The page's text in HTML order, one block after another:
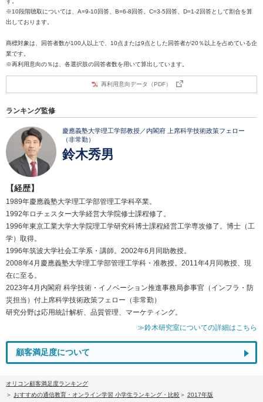
※10段階聴取については、A=9-10回答、B=6-8回答、C=3-5回答、D=1-2回答として割合を算
出しております。
商標対象は、回答者数が100人以上で、10点または9点とした回答者が20％以上を占めている企
業です。
※再利用意向の％は、各選択肢の回答者数を用いて算出しています。
再利用意向データ（PDF）
ランキング監修
慶應義塾大学理工学部教授／内閣府 上席科学技術政策フェロー
（非常勤）
鈴木秀男
【経歴】
1989年慶應義塾大学理工学部管理工学科卒業。
1992年ロチェスター大学経営大学院修士課程修了。
1996年東京工業大学大学院理工学研究科博士課程経営工学専攻修了。博士（工
学）取得。
1996年筑波大学社会工学系・講師。2002年6月同助教授。
2008年4月慶應義塾大学理工学部管理工学科・准教授。2011年4月同教授、現
在に至る。
2023年4月内閣府 科学技術・イノベーション推進事務局参事官（インフラ・防
災担当）付上席科学技術政策フェロー（非常勤）
研究分野は応用統計解析、品質管理、マーケティング。
≫鈴木研究室についての詳細はこちら
顧客満足度について
オリコン顧客満足度ランキング
おすすめの通信教育・オンライン学習 小学生ランキング・比較
2017年版